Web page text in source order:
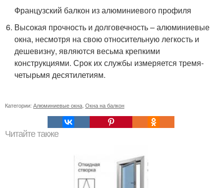
Французский балкон из алюминиевого профиля
Высокая прочность и долговечность – алюминиевые
окна, несмотря на свою относительную легкость и
дешевизну, являются весьма крепкими
конструкциями. Срок их службы измеряется тремя-
четырьмя десятилетиям.
Категории: Алюминиевые окна Окна на балкон
Читайте также